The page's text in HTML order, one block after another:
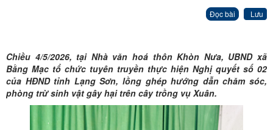
Đọc bài Lưu
Chiều 4/5/2026, tại Nhà văn hoá thôn Khòn Nưa, UBND xã
Bằng Mạc tổ chức tuyên truyền thực hiện Nghị quyết số 02
của HĐND tỉnh Lạng Sơn, lồng ghép hướng dẫn chăm sóc,
phòng trừ sinh vật gây hại trên cây trồng vụ Xuân.